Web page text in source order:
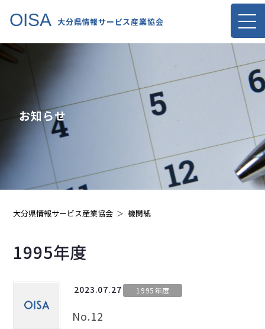
OISA 大分県情報サービス産業協会
お知らせ
大分県情報サービス産業協会 機関紙
1995年度
2023.07.27 1995年度
No.12